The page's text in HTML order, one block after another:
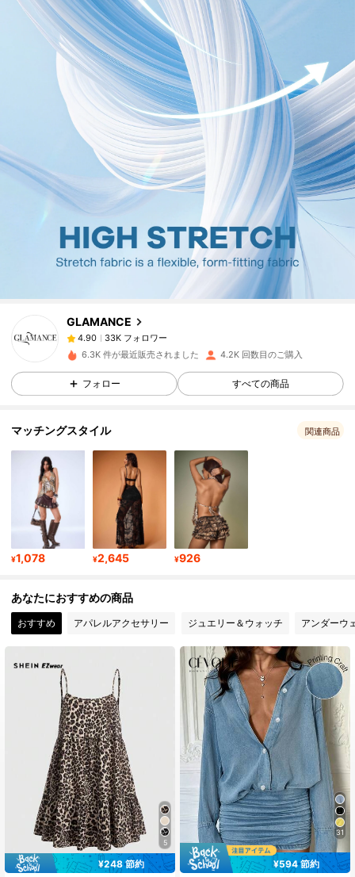
GLAMANCE
4.90
33K フォロワー
m***eは1日前に購入しました
4.90
4.90 33K フォロワー
33K フォロワー
33K フォロワー
33K フォロワー
4.90 33K フォロワー
4.90 33K フォロワー
6.3K 件が最近販売されました 4.2K 回数目のご購入
フォロー すべての商品
マッチングスタイル 関連商品
¥1,078 ¥2,645 ¥926
あなたにおすすめの商品
おすすめ アパレルアクセサリー ジュエリー＆ウォッチ アンダーウ
5
¥248 節約
31
¥594 節約